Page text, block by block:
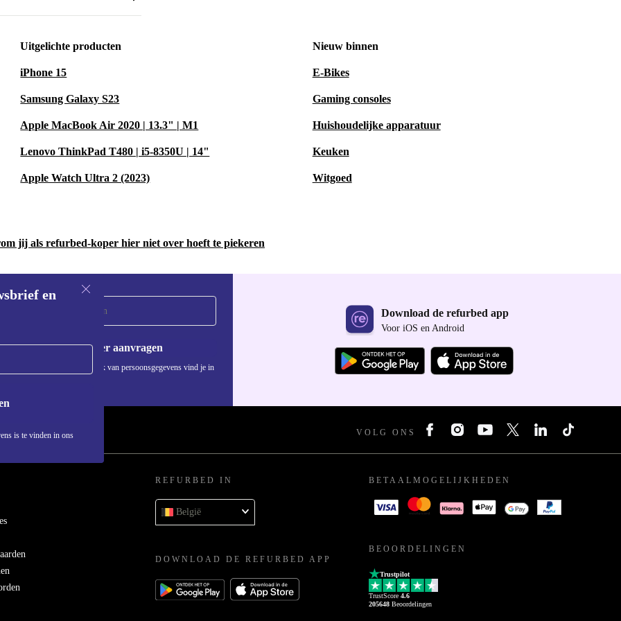
je bij aan
elektronisch
eenvoudig en
eenvoudig
zonder
maken
leggen.
een nieuw
kleine
Uitgelichte producten
iPhone 15
Samsung Galaxy S23
Apple MacBook Air 2020 | 13.3" | M1
Lenovo ThinkPad T480 | i5-8350U | 14"
Apple Watch Ultra 2 (2023)
Nieuw binnen
E-Bikes
Gaming consoles
Huishoudelijke apparatuur
Keuken
Witgoed
jij als refurbed-koper hier niet over hoeft te piekeren
en
is te vinden in ons
Voucher aanvragen
Informatie over het gebruik van persoonsgegevens vind je in
Download de refurbed app
Voor iOS en Android
VOLG ONS
REFURBED IN
België
DOWNLOAD DE REFURBED APP
BETAALMOGELIJKHEDEN
BEOORDELINGEN
Trustpilot
TrustScore 4.6
205648 Beoordelingen